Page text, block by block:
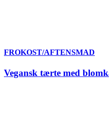
FROKOST/AFTENSMAD
Vegansk tærte med